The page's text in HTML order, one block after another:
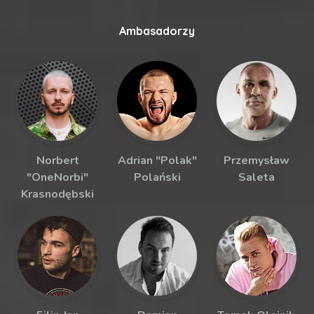
Ambasadorzy
Norbert
"OneNorbi"
Krasnodębski
Adrian "Polak"
Polański
Przemysław
Saleta